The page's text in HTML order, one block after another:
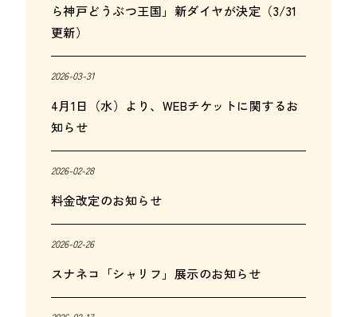
ら神戸どうぶつ王国」新ダイヤが決定（3/31
更新）
2026-03-31
4月1日（水）より、WEBチケットに関するお
知らせ
2026-02-28
料金改定のお知らせ
2026-02-26
スナネコ「シャリフ」展示のお知らせ